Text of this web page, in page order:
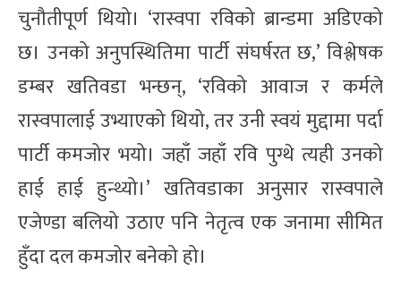
चुनौतीपूर्ण थियो। ‘रास्वपा रविको ब्रान्डमा अडिएको
छ। उनको अनुपस्थितिमा पार्टी संघर्षरत छ,’ विश्लेषक
डम्बर खतिवडा भन्छन्, ‘रविको आवाज र कर्मले
रास्वपालाई उभ्याएको थियो, तर उनी स्वयं मुद्दामा पर्दा
पार्टी कमजोर भयो। जहाँ जहाँ रवि पुग्थे त्यही उनको
हाई हाई हुन्थ्यो।’ खतिवडाका अनुसार रास्वपाले
एजेण्डा बलियो उठाए पनि नेतृत्व एक जनामा सीमित
हुँदा दल कमजोर बनेको हो।